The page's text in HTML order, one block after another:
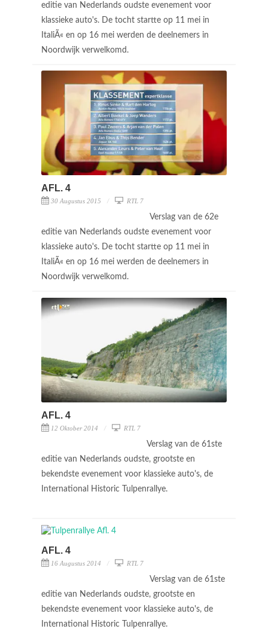
editie van Nederlands oudste evenement voor
klassieke auto's. De tocht startte op 11 mei in
ItaliÃ« en op 16 mei werden de deelnemers in
Noordwijk verwelkomd.
AFL. 4
30 Augustus 2015 RTL 7
Verslag van de 62e
editie van Nederlands oudste evenement voor
klassieke auto's. De tocht startte op 11 mei in
ItaliÃ« en op 16 mei werden de deelnemers in
Noordwijk verwelkomd.
AFL. 4
12 Oktober 2014 RTL 7
Verslag van de 61ste
editie van Nederlands oudste, grootste en
bekendste evenement voor klassieke auto's, de
International Historic Tulpenrallye.
AFL. 4
16 Augustus 2014 RTL 7
Verslag van de 61ste
editie van Nederlands oudste, grootste en
bekendste evenement voor klassieke auto's, de
International Historic Tulpenrallye.